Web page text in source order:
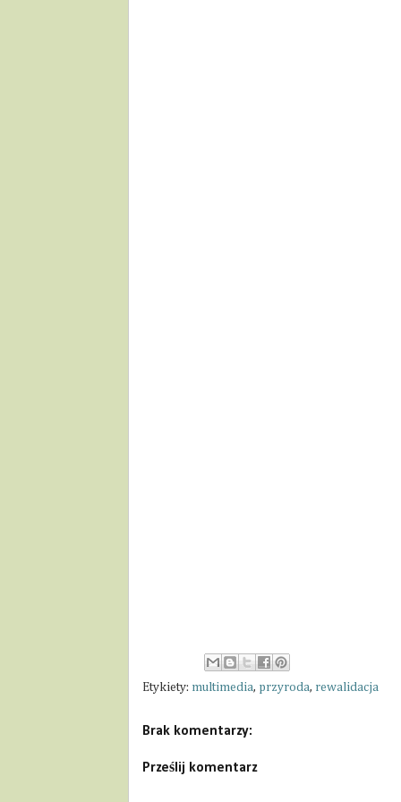
Etykiety: multimedia, przyroda, rewalidacja
Brak komentarzy:
Prześlij komentarz